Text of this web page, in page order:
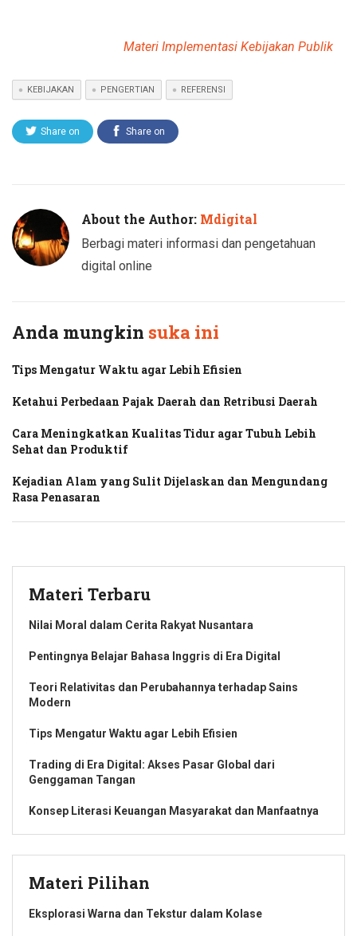
Materi Implementasi Kebijakan Publik
KEBIJAKAN PENGERTIAN REFERENSI
Share on Share on
About the Author: Mdigital
Berbagi materi informasi dan pengetahuan
digital online
Anda mungkin suka ini
Tips Mengatur Waktu agar Lebih Efisien
Ketahui Perbedaan Pajak Daerah dan Retribusi Daerah
Cara Meningkatkan Kualitas Tidur agar Tubuh Lebih
Sehat dan Produktif
Kejadian Alam yang Sulit Dijelaskan dan Mengundang
Rasa Penasaran
Materi Terbaru
Nilai Moral dalam Cerita Rakyat Nusantara
Pentingnya Belajar Bahasa Inggris di Era Digital
Teori Relativitas dan Perubahannya terhadap Sains
Modern
Tips Mengatur Waktu agar Lebih Efisien
Trading di Era Digital: Akses Pasar Global dari
Genggaman Tangan
Konsep Literasi Keuangan Masyarakat dan Manfaatnya
Materi Pilihan
Eksplorasi Warna dan Tekstur dalam Kolase